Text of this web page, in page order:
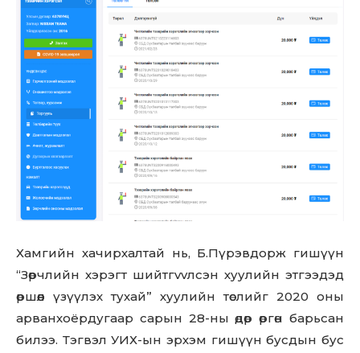
Хамгийн хачирхалтай нь, Б.Пүрэвдорж гишүүн
“Зөрчлийн xэpэгт шийтгvvлсэн хуулийн этгээдэд
өршөөл үзүүлэх тухай” хуулийн төслийг 2020 оны
арванхоёрдугаар сарын 28-ны өдөр өргөн барьсан
билээ. Тэгвэл УИХ-ын эрхэм гишүүн бусдын бус